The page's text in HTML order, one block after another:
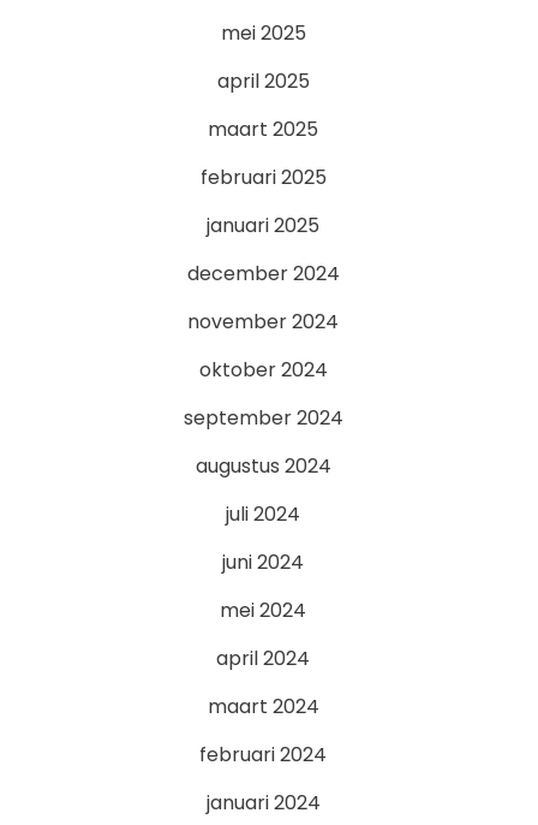
mei 2025
april 2025
maart 2025
februari 2025
januari 2025
december 2024
november 2024
oktober 2024
september 2024
augustus 2024
juli 2024
juni 2024
mei 2024
april 2024
maart 2024
februari 2024
januari 2024